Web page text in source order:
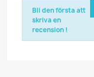
Bli den första att
skriva en
recension !